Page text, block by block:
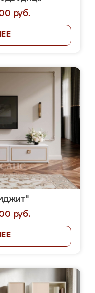
руб.
руб.